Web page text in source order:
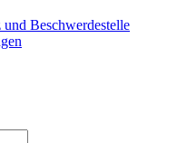
Beschwerdestelle